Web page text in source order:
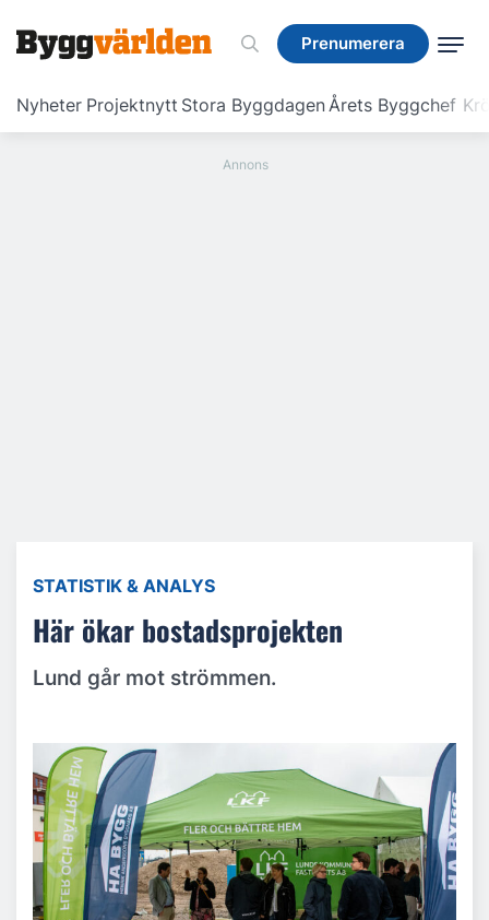
Prenumerera
Nyheter Projektnytt Stora ByggdagenÅrets Byggchef
Prenumerera
STATISTIK & ANALYS
Här ökar bostadsprojekten
Lund går mot strömmen.